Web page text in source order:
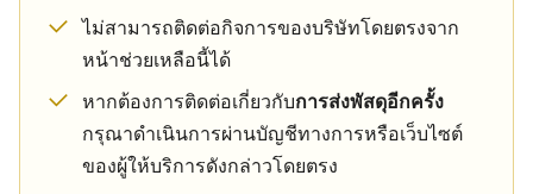
ไม่สามารถติดต่อกิจการของบริษัทโดยตรงจาก
หน้าช่วยเหลือนี้ได้
หากต้องการติดต่อเกี่ยวกับการส่งพัสดุอีกครั้ง
กรุณาดำเนินการผ่านบัญชีทางการหรือเว็บไซต์
ของผู้ให้บริการดังกล่าวโดยตรง